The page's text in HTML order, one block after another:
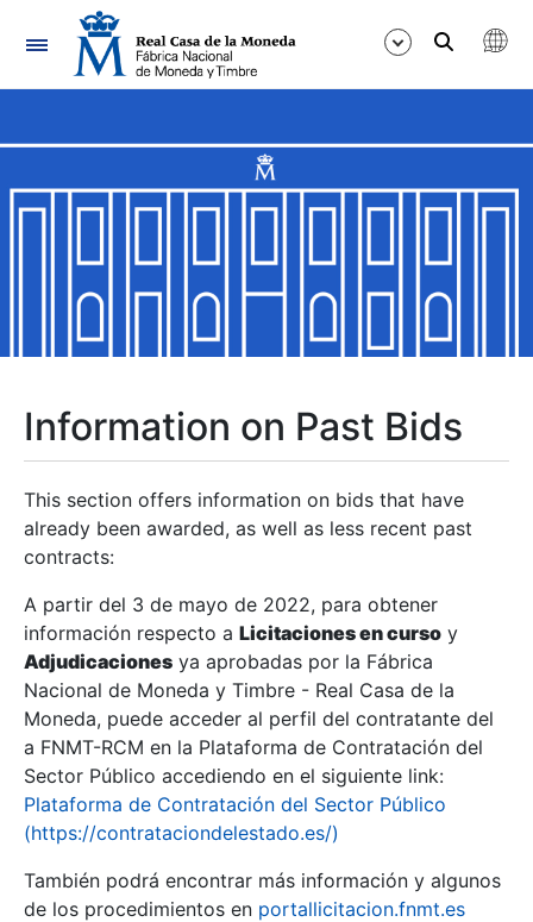
Navigation
Show/Hide
Show/Hide
Show/Hide
Show/Hide
Show/Hide
Information on Past Bids
This section offers information on bids that have
already been awarded, as well as less recent past
contracts:
A partir del 3 de mayo de 2022, para obtener
información respecto a Licitaciones en curso y
Adjudicaciones ya aprobadas por la Fábrica
Nacional de Moneda y Timbre - Real Casa de la
Moneda, puede acceder al perfil del contratante del
a FNMT-RCM en la Plataforma de Contratación del
Sector Público accediendo en el siguiente link:
Plataforma de Contratación del Sector Público
(https://contrataciondelestado.es/)
También podrá encontrar más información y algunos
de los procedimientos en portallicitacion.fnmt.es